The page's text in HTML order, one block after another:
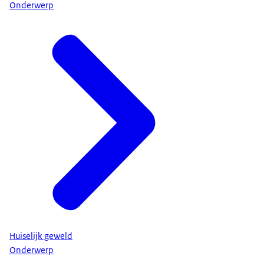
Onderwerp
Huiselijk geweld
Onderwerp